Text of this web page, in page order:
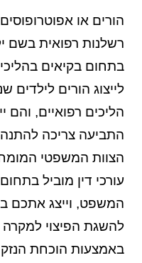
הורים או
רשלנות רפואית בשם
בתחום בקיאים
לייצוג הורים לילדים
הליכים רפואיים, והם
התביעה צריכה
הצוות המשפטי
עורכי דין מוביל
המשפט, וייצג אתכם
להשגת הפיצוי
באמצעות הוכחת